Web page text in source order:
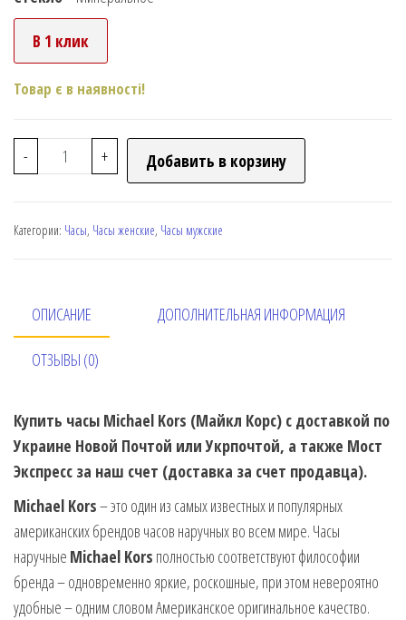
В 1 клик
Товар є в наявності!
- + Добавить в корзину
Категории: Часы, Часы женские, Часы мужские
ОПИСАНИЕ ДОПОЛНИТЕЛЬНАЯ ИНФОРМАЦИЯ
ОТЗЫВЫ (0)
Купить часы Michael Kors (Майкл Корс) с доставкой по
Украине Новой Почтой или Укрпочтой, а также Мост
Экспресс за наш счет (доставка за счет продавца).
Michael Kors– это один из самых известных и популярных
американских брендов часов наручных во всем мире. Часы
наручные Michael Kors полностью соответствуют философии
бренда – одновременно яркие, роскошные, при этом невероятно
удобные – одним словом Американское оригинальное качество.